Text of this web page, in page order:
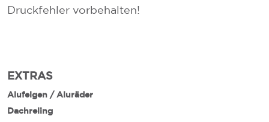
Druckfehler vorbehalten!
EXTRAS
Alufelgen / Aluräder
Dachreling